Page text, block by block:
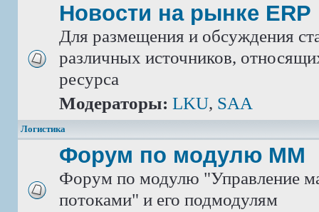
Новости на рынке ERP
Для размещения и обсуждения
различных источников,
ресурса
Модераторы: LKU, SAA
Логистика
Форум по модулю ММ
Форум по модулю "Управление
потоками" и его подмодулям